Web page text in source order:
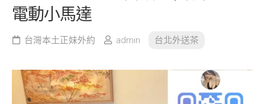
電動小馬達
台灣本土正妹外約 admin 台北外送茶